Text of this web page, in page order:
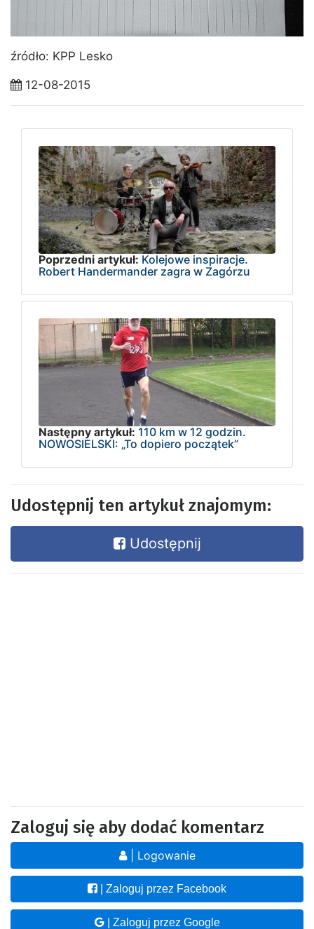
źródło: KPP Lesko
12-08-2015
Poprzedni artykuł: Kolejowe inspiracje.
Robert Handermander zagra w Zagórzu
Następny artykuł: 110 km w 12 godzin.
NOWOSIELSKI: „To dopiero początek”
Udostępnij ten artykuł znajomym:
Udostępnij
Zaloguj się aby dodać komentarz
| Logowanie
| Zaloguj przez Facebook
| Zaloguj przez Google